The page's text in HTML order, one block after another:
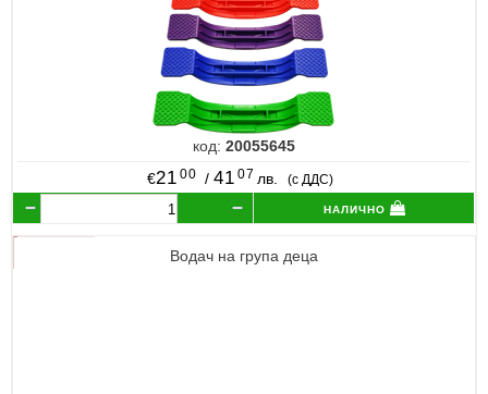
код: 20055645
€21 00 / 41 07 лв. (с ДДС)
налично
Водач на група деца